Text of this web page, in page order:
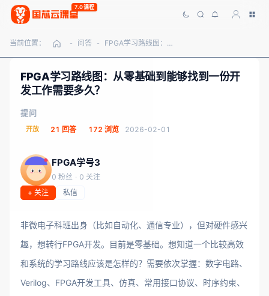
7.0课程
当前位置： - 问答 - FPGA学习路线图：从零基础到能够找到一份开发工作需要多久？
FPGA学习路线图：从零基础到能够找到一份开
发工作需要多久？
提问
开放 21 回答 172 浏览 2026-02-01
FPGA学号3
0 粉丝 · 0 关注
+ 关注
私信
非微电子科班出身（比如自动化、通信专业），但对硬件感兴
趣，想转行FPGA开发。目前是零基础。想知道一个比较高效
和系统的学习路线应该是怎样的？需要依次掌握：数字电路、
Verilog、FPGA开发工具、仿真、常用接口协议、时序约束、